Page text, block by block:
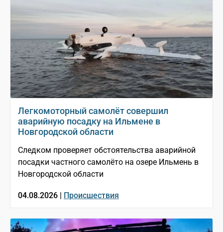
Легкомоторный самолёт совершил
аварийную посадку на Ильмене в
Новгородской области
Следком проверяет обстоятельства аварийной
посадки частного самолёто на озере Ильмень в
Новгородской области
04.08.2026 | Происшествия